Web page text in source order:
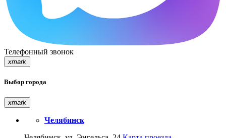
Телефонный звонок
xmark
Выбор города
xmark
Челябинск